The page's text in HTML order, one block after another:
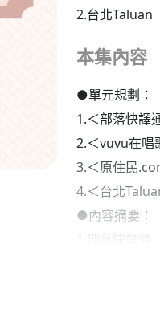
2.台北Taluan
本集內容
●單元規劃：
1.＜部落快譯
2.＜vuvu在唱
3.＜原住民
4.＜台北
●內容摘要：
1.部落快譯